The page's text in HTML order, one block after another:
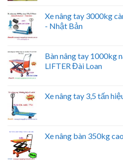
Xe nâng tay 3000kg
- Nhật Bản
Bàn nâng tay 1000kg
LIFTER Đài Loan
Xe nâng tay 3,5 tấn
Xe nâng bàn 350kg